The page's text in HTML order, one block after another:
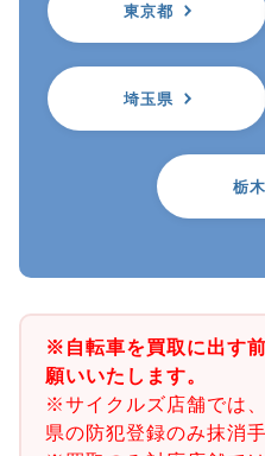
東京都
埼玉県
栃
※自転車を買取に出す
願いいたします。
※サイクルズ店舗では
県の防犯登録のみ抹消